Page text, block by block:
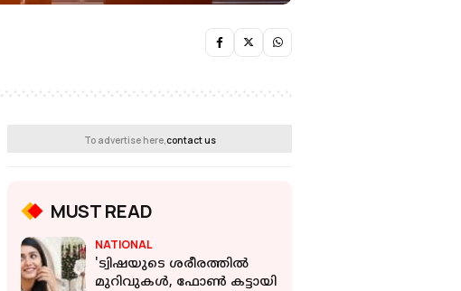
To advertise here, contact us
MUST READ
NATIONAL
'ട്വിഷയുടെ ശരീരത്തില്‍
മുറിവുകള്‍, ഫോണ്‍ കട്ടായി